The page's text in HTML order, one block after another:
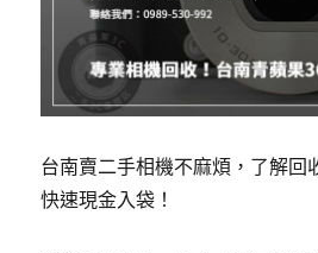
台南賣二手相機不麻煩，了解回
快速現金入袋！